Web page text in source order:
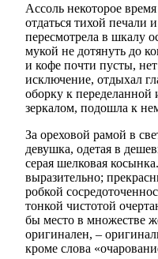
Ассоль некоторое
отдаться тихой печали
пересмотрела в шкалу
мукой не дотянуть до
и кофе почти пусты,
исключение, отдыхал
оборку к переделанной
зеркалом, подошла к
За ореховой рамой в
девушка, одетая в
серая шелковая
выразительно;
робкой
тонкой чистотой
бы место в множестве
оригинален, –
кроме слова